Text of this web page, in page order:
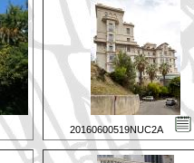
20160600519NUC2A